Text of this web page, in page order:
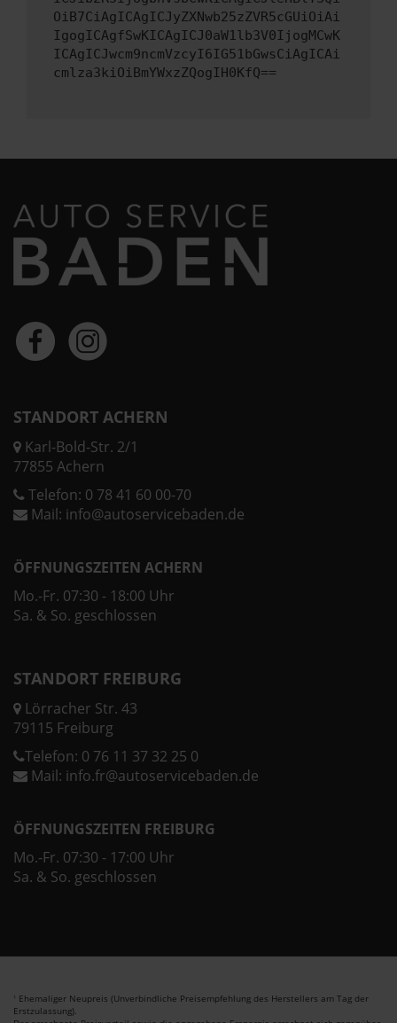
OiB7CiAgICAgICJyZXNwb25zZVR5cGUiOiAi
IgogICAgfSwKICAgICJ0aW1lb3V0IjogMCwK
ICAgICJwcm9ncmVzcyI6IG51bGwsCiAgICAi
cmlza3kiOiBmYWxzZQogIH0KfQ==
STANDORT ACHERN
Karl-Bold-Str. 2/1
77855 Achern
Telefon: 0 78 41 60 00-70
Mail: info@autoservicebaden.de
ÖFFNUNGSZEITEN ACHERN
Mo.-Fr. 07:30 - 18:00 Uhr
Sa. & So. geschlossen
STANDORT FREIBURG
Lörracher Str. 43
79115 Freiburg
Telefon: 0 76 11 37 32 25 0
Mail: info.fr@autoservicebaden.de
ÖFFNUNGSZEITEN FREIBURG
Mo.-Fr. 07:30 - 17:00 Uhr
Sa. & So. geschlossen
1 Ehemaliger Neupreis (Unverbindliche Preisempfehlung des Herstellers am Tag der
Erstzulassung).